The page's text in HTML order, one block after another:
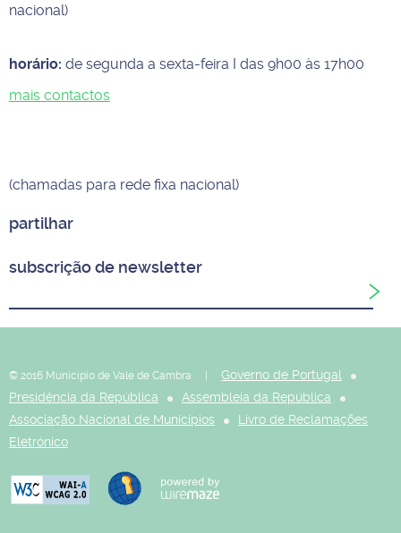
nacional)
horário: de segunda a sexta-feira I das 9h00 às 17h00
mais contactos
(chamadas para rede fixa nacional)
partilhar
subscrição de newsletter
© 2016 Município de Vale de Cambra |
Governo de Portugal
Presidência da República
Assembleia da República
Associação Nacional de Municípios
Livro de Reclamações
Eletrónico